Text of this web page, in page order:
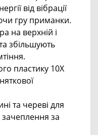
від вібрації
гру приманки.
на верхній і
збільшують
пластику 10X
та череві для
за